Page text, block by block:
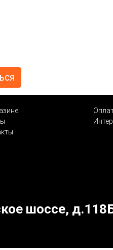
шоссе,